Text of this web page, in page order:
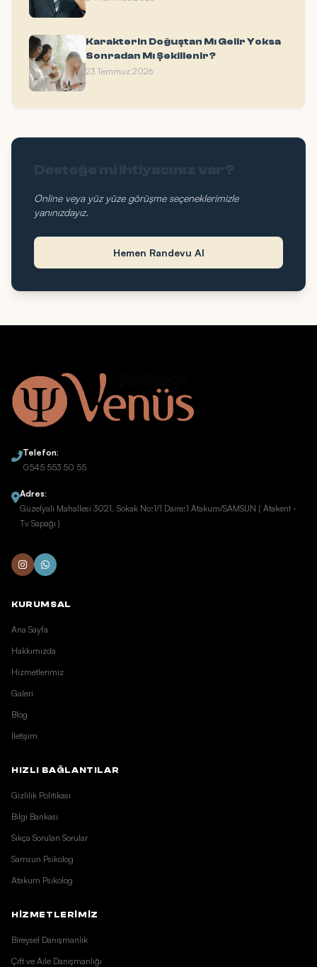
Karakterin Doğuştan Mı Gelir Yoksa
Sonradan Mı Şekillenir?
23 Temmuz 2026
Online veya yüz yüze görüşme seçeneklerimizle
yanınızdayız.
Hemen Randevu Al
Telefon:
0545 553 50 55
Adres:
Güzelyalı Mahallesi 3021. Sokak No:1/1 Daire:1 Atakum/SAMSUN ( Atakent -
Tv Sapağı )
KURUMSAL
Ana Sayfa
Hakkımızda
Hizmetlerimiz
Galeri
Blog
İletişim
HIZLI BAĞLANTILAR
Gizlilik Politikası
Bilgi Bankası
Sıkça Sorulan Sorular
Samsun Psikolog
Atakum Psikolog
HİZMETLERİMİZ
Bireysel Danışmanlık
Çift ve Aile Danışmanlığı